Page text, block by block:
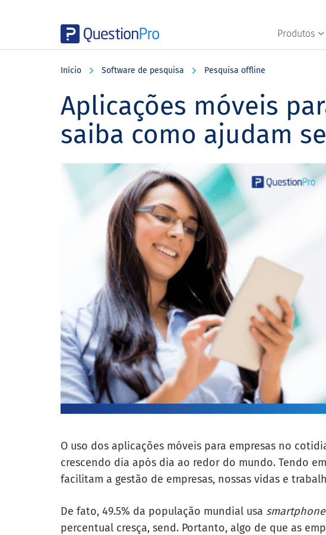
Produtos
Início Software de pesquisa Pesquisa offline
Aplicações móveis
saiba como ajudam
O uso dos aplicações móveis para empresas no
crescendo dia após dia ao redor do mundo. Tendo
facilitam a gestão de empresas, nossas vidas e
De fato, 49.5% da população mundial usa
percentual cresça, send. Portanto, algo de que as